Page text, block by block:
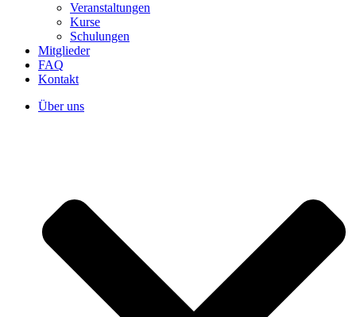
Veranstaltungen
Kurse
Schulungen
Mitglieder
FAQ
Kontakt
Über uns